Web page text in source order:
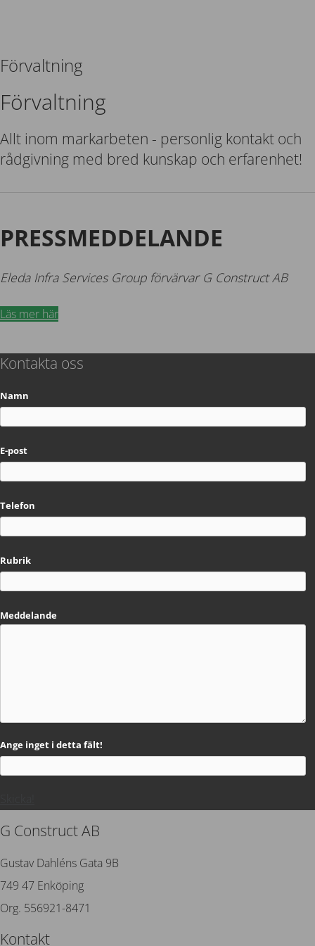
Förvaltning
Förvaltning
Allt inom markarbeten - personlig kontakt och
rådgivning med bred kunskap och erfarenhet!
PRESSMEDDELANDE
Eleda Infra Services Group förvärvar G Construct AB
Läs mer här
Kontakta oss
Namn
E-post
Telefon
Rubrik
Meddelande
Ange inget i detta fält!
G Construct AB
Gustav Dahléns Gata 9B
749 47 Enköping
Org. 556921-8471
Kontakt